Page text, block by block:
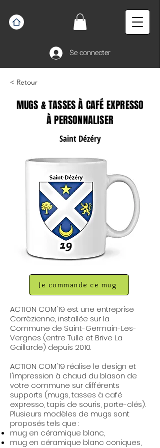
Se connecter
< Retour
MUGS & TASSES À CAFÉ EXPRESSO
À PERSONNALISER
Saint Dézéry
Je commande ce mug
ACTION COM'19 est une entreprise
Corrèzienne, installée sur la
Commune de Saint-Germain-Les-
Vergnes (entre Tulle et Brive La
Gaillarde) depuis 2010.
ACTION COM'19 réalise le design et
l'impression à chaud du blason de
votre commune sur différents
supports (mugs, tasses à café
expresso, tapis de souris, porte-clés).
Plusieurs modèles de mugs sont
proposés tels que :
mug en céramique blanc,
mug en céramique blanc coniques,